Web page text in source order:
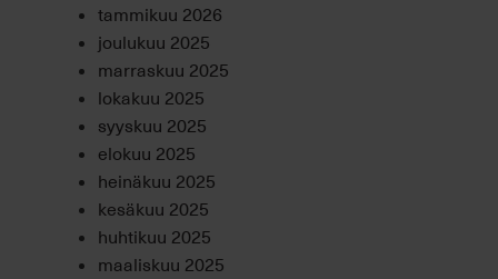
tammikuu 2026
joulukuu 2025
marraskuu 2025
lokakuu 2025
syyskuu 2025
elokuu 2025
heinäkuu 2025
kesäkuu 2025
huhtikuu 2025
maaliskuu 2025